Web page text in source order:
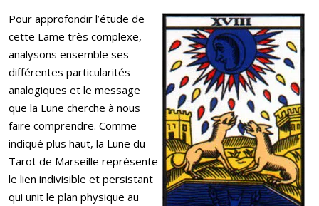
Pour approfondir l’étude de
cette Lame très complexe,
analysons ensemble ses
différentes particularités
analogiques et le message
que la Lune cherche à nous
faire comprendre. Comme
indiqué plus haut, la Lune du
Tarot de Marseille représente
le lien indivisible et persistant
qui unit le plan physique au